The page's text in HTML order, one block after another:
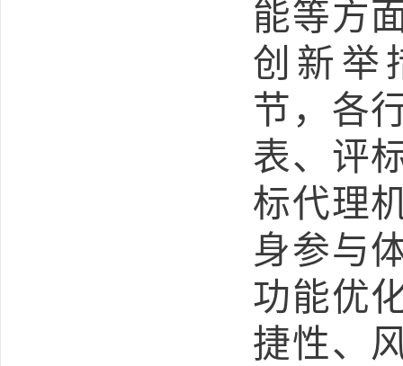
能等方
创新举
节，各
表、评
标代理
身参与
功能优
捷性、